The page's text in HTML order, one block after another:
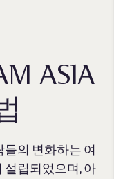
ASIA
들의 변화하는 여
설립되었으며, 아